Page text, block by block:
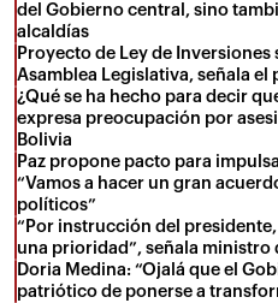
del Gobierno central, sino
alcaldías
Proyecto de Ley de Inversiones
Asamblea Legislativa, señala el
¿Qué se ha hecho para decir
expresa preocupación por
Bolivia
Paz propone pacto para
“Vamos a hacer un gran
políticos”
“Por instrucción del
una prioridad”, señala ministro
Doria Medina: “Ojalá que el
patriótico de ponerse a